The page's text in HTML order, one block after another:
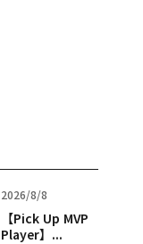
2026/8/8
【Pick Up MVP
Player】...